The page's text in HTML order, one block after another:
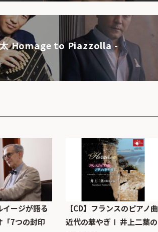
Homage to Piazzolla -
イージが語る
「7つの封印
【CD】フランスのピアノ曲
近代の華やぎⅠ 井上二葉の